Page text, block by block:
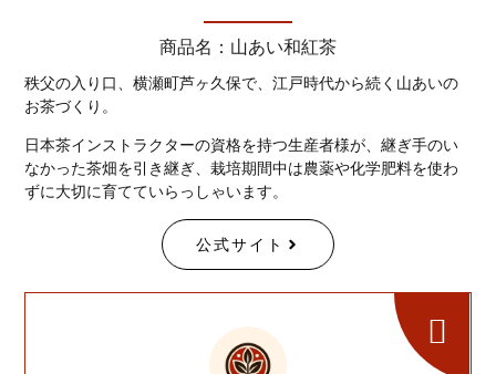
商品名：山あい和紅茶
秩父の入り口、横瀬町芦ヶ久保で、江戸時代から続く山あいの
お茶づくり。
日本茶インストラクターの資格を持つ生産者様が、継ぎ手のい
なかった茶畑を引き継ぎ、栽培期間中は農薬や化学肥料を使わ
ずに大切に育てていらっしゃいます。
公式サイト